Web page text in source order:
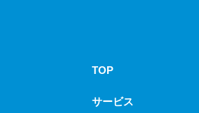
TOP
サービス